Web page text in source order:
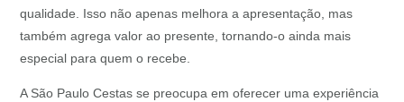
qualidade. Isso não apenas melhora a apresentação, mas
também agrega valor ao presente, tornando-o ainda mais
especial para quem o recebe.
A São Paulo Cestas se preocupa em oferecer uma experiência